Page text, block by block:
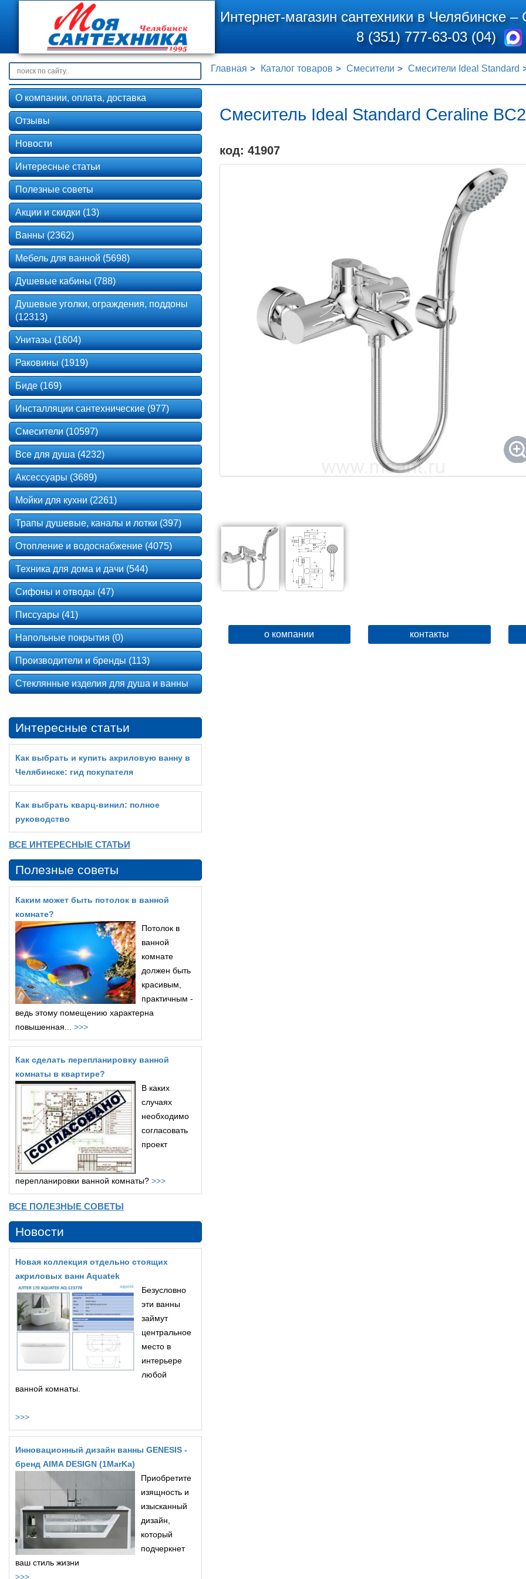
Интернет-магазин сантехники в Челябинске –
8 (351) 777-63-03 (04)
Главная Каталог товаров Смесители Смесители Ideal Standard
Смеситель Ideal Standard Ceraline
код: 41907
о компании контакты
О компании, оплата, доставка
Отзывы
Новости
Интересные статьи
Полезные советы
Акции и скидки (13)
Ванны (2362)
Мебель для ванной (5698)
Душевые кабины (788)
Душевые уголки, ограждения, поддоны
(12313)
Унитазы (1604)
Раковины (1919)
Биде (169)
Инсталляции сантехнические (977)
Смесители (10597)
Все для душа (4232)
Аксессуары (3689)
Мойки для кухни (2261)
Трапы душевые, каналы и лотки (397)
Отопление и водоснабжение (4075)
Техника для дома и дачи (544)
Сифоны и отводы (47)
Писсуары (41)
Напольные покрытия (0)
Производители и бренды (113)
Стеклянные изделия для душа и ванны
Интересные статьи
Как выбрать и купить акриловую ванну в
Челябинске: гид покупателя
Как выбрать кварц‑винил: полное
руководство
ВСЕ ИНТЕРЕСНЫЕ СТАТЬИ
Полезные советы
Каким может быть потолок в ванной
комнате?
Потолок в
ванной
комнате
должен быть
красивым,
практичным -
ведь этому помещению характерна
повышенная... >>>
Как сделать перепланировку ванной
комнаты в квартире?
В каких
случаях
необходимо
согласовать
проект
перепланировки ванной комнаты? >>>
ВСЕ ПОЛЕЗНЫЕ СОВЕТЫ
Новости
Новая коллекция отдельно стоящих
акриловых ванн Aquatek
Безусловно
эти ванны
займут
центральное
место в
интерьере
любой
ванной комнаты.
>>>
Инновационный дизайн ванны GENESIS -
бренд AIMA DESIGN (1MarKa)
Приобретите
изящность и
изысканный
дизайн,
который
подчеркнет
ваш стиль жизни
>>>